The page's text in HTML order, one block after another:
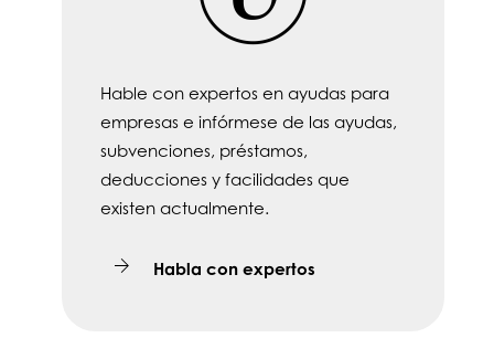
Hable con expertos en ayudas para
empresas e infórmese de las ayudas,
subvenciones, préstamos,
deducciones y facilidades que
existen actualmente.
Habla con expertos